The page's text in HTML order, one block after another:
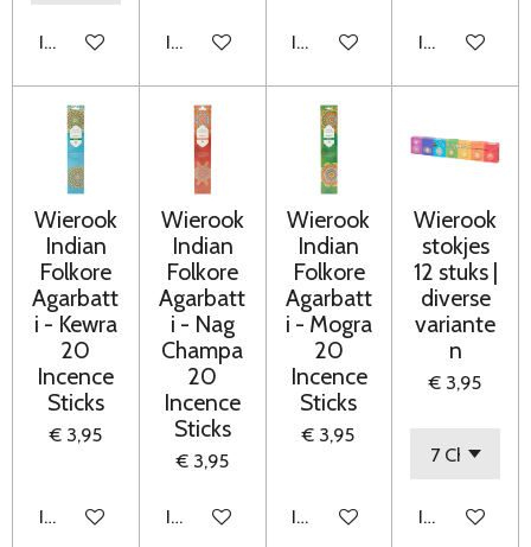
In winkelwagenIn winkelwagenIn winkelwagenIn
Wierook
Indian
Folkore
Agarbatt
i - Kewra
20
Incence
Sticks
€ 3,95
In winkelwagen
Wierook
Indian
Folkore
Agarbatt
i - Nag
Champa
20
Incence
Sticks
€ 3,95
In winkelwagen
Wierook
Indian
Folkore
Agarbatt
i - Mogra
20
Incence
Sticks
€ 3,95
In winkelwagen
Wierook
stokjes
12 stuks |
diverse
variante
n
€ 3,95
In